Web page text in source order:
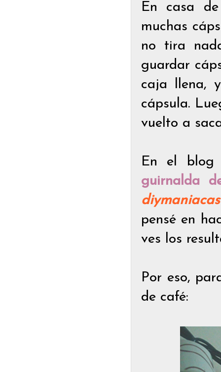
En casa
muchas
no tira
guardar
caja llena,
cápsula.
vuelto a
En el
guirnalda
diymaniacas
pensé en
ves los
Por eso,
de café: